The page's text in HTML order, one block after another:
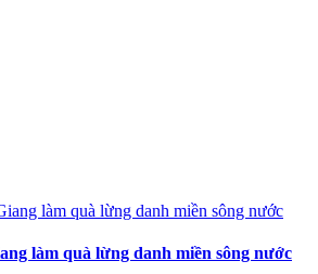
làm quà lừng danh miền sông nước